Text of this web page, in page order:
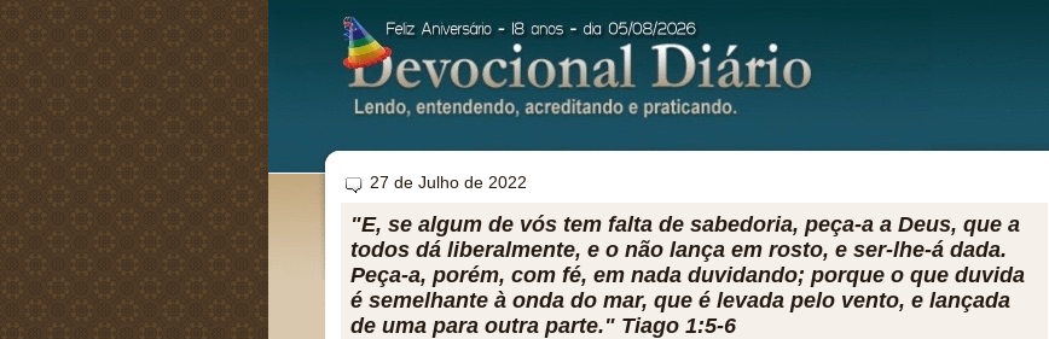
27 de Julho de 2022
"E, se algum de vós tem falta de sabedoria, peça-a a Deus, que a
todos dá liberalmente, e o não lança em rosto, e ser-lhe-á dada.
Peça-a, porém, com fé, em nada duvidando; porque o que duvida
é semelhante à onda do mar, que é levada pelo vento, e lançada
de uma para outra parte." Tiago 1:5-6